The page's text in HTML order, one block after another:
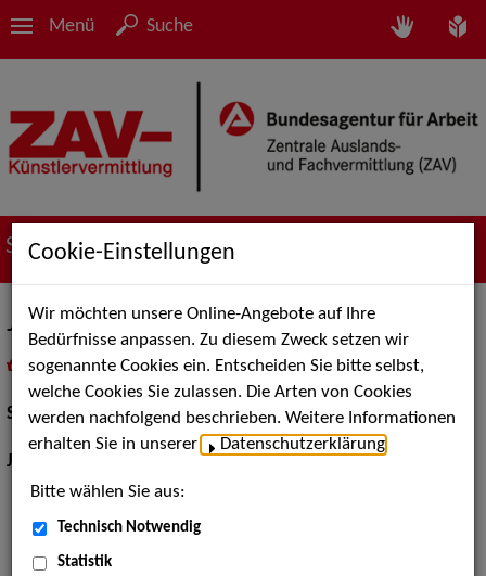
Menü Suche
Suche nach Künstler*innen
Julius Christodulow
als PDF speichern
inMeine Merklistelegen
Schauspiel:Bühne
Jahrgang:
Cookie-Einstellungen
Wir möchten unsere Online-Angebote auf Ihre
Bedürfnisse anpassen. Zu diesem Zweck setzen wir
sogenannte Cookies ein. Entscheiden Sie bitte selbst,
welche Cookies Sie zulassen. Die Arten von Cookies
werden nachfolgend beschrieben. Weitere Informationen
erhalten Sie in unserer
Datenschutzerklärung
Bitte wählen Sie aus:
Technisch Notwendig
Statistik